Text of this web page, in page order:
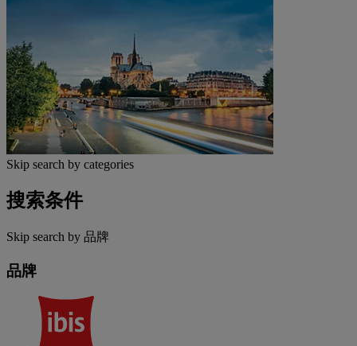
Skip search by categories
搜索条件
Skip search by 品牌
品牌